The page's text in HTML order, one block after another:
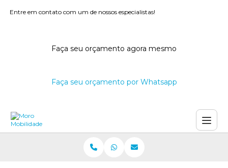
Entre em contato com um de nossos especialistas!
Faça seu orçamento agora mesmo
Faça seu orçamento por Whatsapp